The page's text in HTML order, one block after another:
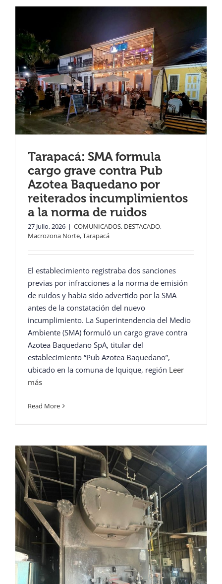
Tarapacá: SMA formula
cargo grave contra Pub
Azotea Baquedano por
reiterados incumplimientos
a la norma de ruidos
27 Julio, 2026 | COMUNICADOS, DESTACADO,
Macrozona Norte,Tarapacá
El establecimiento registraba dos sanciones
previas por infracciones a la norma de emisión
de ruidos y había sido advertido por la SMA
antes de la constatación del nuevo
incumplimiento. La Superintendencia del Medio
Ambiente (SMA) formuló un cargo grave contra
Azotea Baquedano SpA, titular del
establecimiento “Pub Azotea Baquedano”,
ubicado en la comuna de Iquique, región Leer
más
Read More